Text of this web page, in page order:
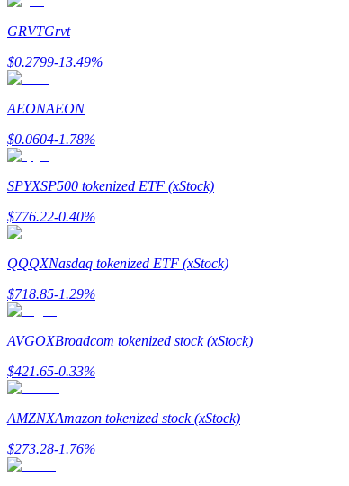
Informação
Análise de big data, incluindo informações comerciais,
GRVTGrvt
$0.2799-13.49%
AEONAEON
$0.0604-1.78%
SPYXSP500 tokenized ETF (xStock)
$776.22-0.40%
QQQXNasdaq tokenized ETF (xStock)
$718.85-1.29%
AVGOXBroadcom tokenized stock (xStock)
$421.65-0.33%
AMZNXAmazon tokenized stock (xStock)
$273.28-1.76%